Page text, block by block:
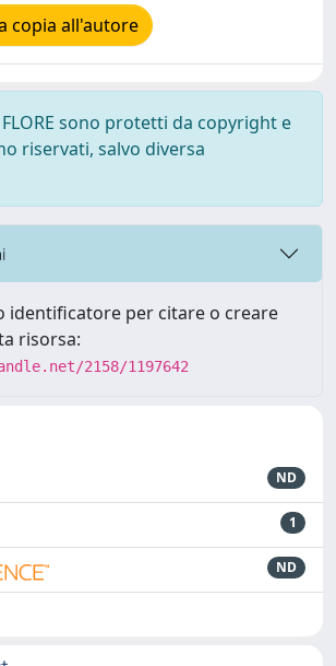
copia all'autore
sono protetti da copyright e
riservati, salvo diversa
identificatore per citare o creare
risorsa:
2158/1197642
ND
1
ND